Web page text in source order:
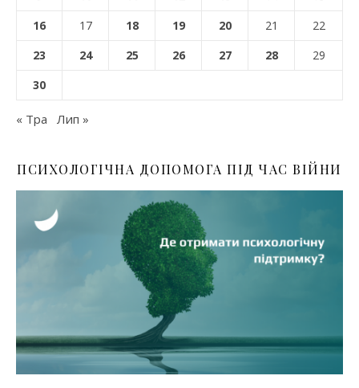
16
17 18 19 20 21
22
23
24 25 26 27 28
29
30
« Тра Лип »
ПСИХОЛОГІЧНА ДОПОМОГА ПІД ЧАС ВІЙНИ